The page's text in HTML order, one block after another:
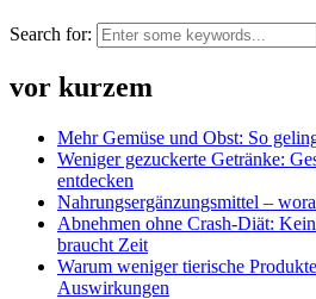
Search for:
vor kurzem
Mehr Gemüse und Obst: So
Weniger gezuckerte Getränke:
entdecken
Nahrungsergänzungsmittel –
Abnehmen ohne Crash-Diät:
braucht Zeit
Warum weniger tierische
Auswirkungen